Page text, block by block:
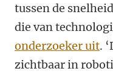
tussen de
die van
onderzoeker uit.
zichtbaar in